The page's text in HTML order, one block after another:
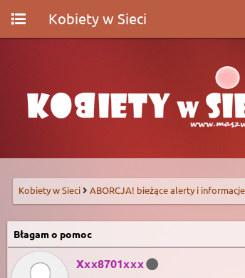
Kobiety w Sieci
Kobiety w Sieci ABORCJA! bieżące alerty i informacje
Błagam o pomoc
Xxx8701xxx